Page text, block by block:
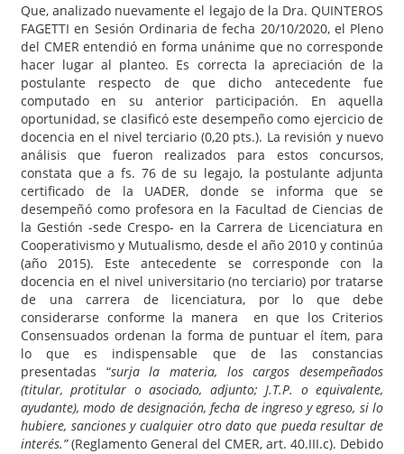
Que, analizado nuevamente el legajo de la Dra. QUINTEROS
FAGETTI en Sesión Ordinaria de fecha 20/10/2020, el Pleno
del CMER entendió en forma unánime que no corresponde
hacer lugar al planteo. Es correcta la apreciación de la
postulante respecto de que dicho antecedente fue
computado en su anterior participación. En aquella
oportunidad, se clasificó este desempeño como ejercicio de
docencia en el nivel terciario (0,20 pts.). La revisión y nuevo
análisis que fueron realizados para estos concursos,
constata que a fs. 76 de su legajo, la postulante adjunta
certificado de la UADER, donde se informa que se
desempeñó como profesora en la Facultad de Ciencias de
la Gestión -sede Crespo- en la Carrera de Licenciatura en
Cooperativismo y Mutualismo, desde el año 2010 y continúa
(año 2015). Este antecedente se corresponde con la
docencia en el nivel universitario (no terciario) por tratarse
de una carrera de licenciatura, por lo que debe
considerarse conforme la manera en que los Criterios
Consensuados ordenan la forma de puntuar el ítem, para
lo que es indispensable que de las constancias
presentadas “surja la materia, los cargos desempeñados
(titular, protitular o asociado, adjunto; J.T.P. o equivalente,
ayudante), modo de designación, fecha de ingreso y egreso, si lo
hubiere, sanciones y cualquier otro dato que pueda resultar de
interés.”(Reglamento General del CMER, art. 40.III.c). Debido